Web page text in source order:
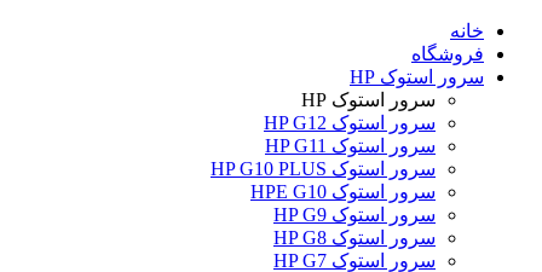
خانه
فروشگاه
سرور استوک HP
سرور استوک HP
سرور استوک HP G12
سرور استوک HP G11
سرور استوک HP G10 PLUS
سرور استوک HPE G10
سرور استوک HP G9
سرور استوک HP G8
سرور استوک HP G7